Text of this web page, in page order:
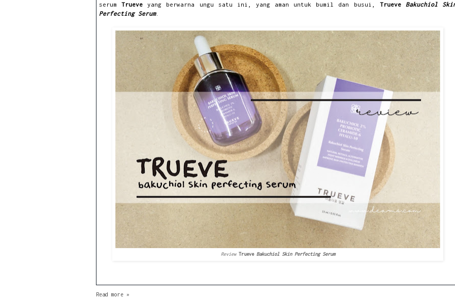
serumTrueve yang berwarna ungu satu ini, yang aman untuk bumil dan busui, Trueve Bakuchiol
Perfecting Serum.
Review Trueve Bakuchiol Skin Perfecting Serum
Read more »